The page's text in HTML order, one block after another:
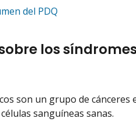
del PDQ
los
son un grupo de
sanguíneas sanas.